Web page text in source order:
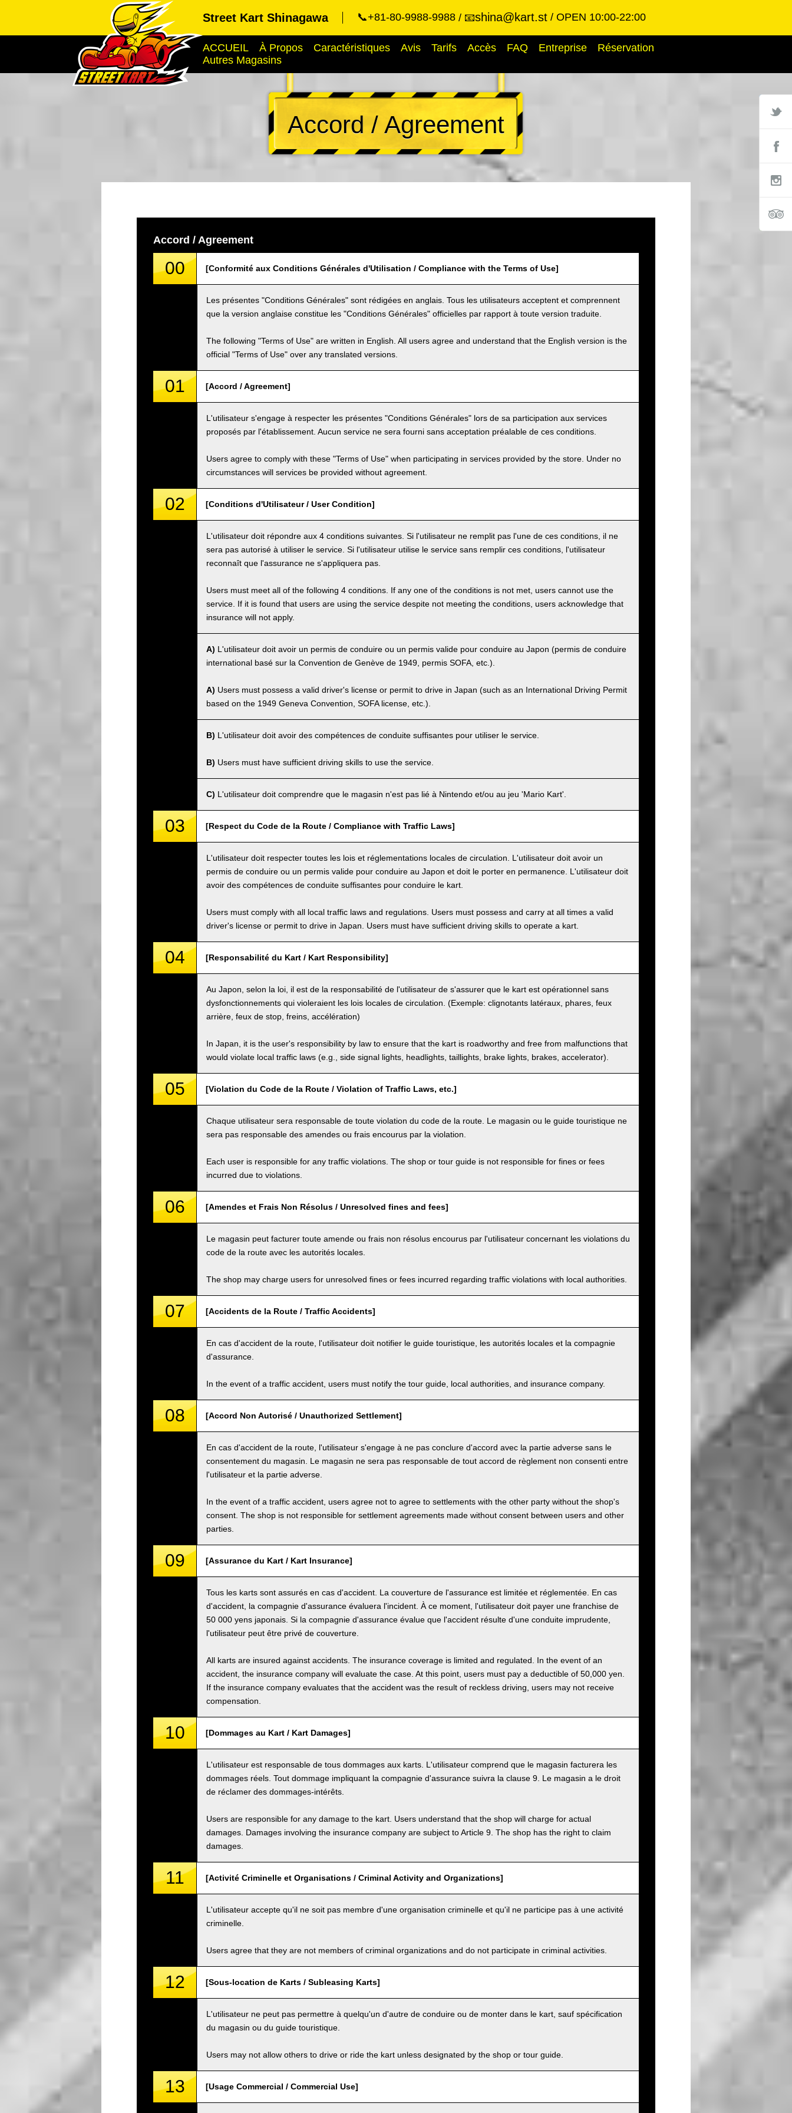
Street Kart Shinagawa 📞+81-80-9988-9988 📧shina@kart.st OPEN 10:00-22:00
ACCUEIL À Propos Caractéristiques Avis Tarifs Accès FAQ Entreprise
Réservation
Autres Magasins
Accord / Agreement
Accord / Agreement
00 [Conformité aux Conditions Générales d'Utilisation / Compliance with the Terms of Use]
Les présentes "Conditions Générales" sont rédigées en anglais. Tous les utilisateurs acceptent et comprennent
que la version anglaise constitue les "Conditions Générales" officielles par rapport à toute version traduite.
The following "Terms of Use" are written in English. All users agree and understand that the English version is the
official "Terms of Use" over any translated versions.
01 [Accord / Agreement]
L'utilisateur s'engage à respecter les présentes "Conditions Générales" lors de sa participation aux services
proposés par l'établissement. Aucun service ne sera fourni sans acceptation préalable de ces conditions.
Users agree to comply with these "Terms of Use" when participating in services provided by the store. Under no
circumstances will services be provided without agreement.
02 [Conditions d'Utilisateur / User Condition]
L'utilisateur doit répondre aux 4 conditions suivantes. Si l'utilisateur ne remplit pas l'une de ces conditions, il ne
sera pas autorisé à utiliser le service. Si l'utilisateur utilise le service sans remplir ces conditions, l'utilisateur
reconnaît que l'assurance ne s'appliquera pas.
Users must meet all of the following 4 conditions. If any one of the conditions is not met, users cannot use the
service. If it is found that users are using the service despite not meeting the conditions, users acknowledge that
insurance will not apply.
A) L'utilisateur doit avoir un permis de conduire ou un permis valide pour conduire au Japon (permis de conduire
international basé sur la Convention de Genève de 1949, permis SOFA, etc.).
A) Users must possess a valid driver's license or permit to drive in Japan (such as an International Driving Permit
based on the 1949 Geneva Convention, SOFA license, etc.).
B) L'utilisateur doit avoir des compétences de conduite suffisantes pour utiliser le service.
B) Users must have sufficient driving skills to use the service.
C) L'utilisateur doit comprendre que le magasin n'est pas lié à Nintendo et/ou au jeu 'Mario Kart'.
03 [Respect du Code de la Route / Compliance with Traffic Laws]
L'utilisateur doit respecter toutes les lois et réglementations locales de circulation. L'utilisateur doit avoir un
permis de conduire ou un permis valide pour conduire au Japon et doit le porter en permanence. L'utilisateur doit
avoir des compétences de conduite suffisantes pour conduire le kart.
Users must comply with all local traffic laws and regulations. Users must possess and carry at all times a valid
driver's license or permit to drive in Japan. Users must have sufficient driving skills to operate a kart.
04 [Responsabilité du Kart / Kart Responsibility]
Au Japon, selon la loi, il est de la responsabilité de l'utilisateur de s'assurer que le kart est opérationnel sans
dysfonctionnements qui violeraient les lois locales de circulation. (Exemple: clignotants latéraux, phares, feux
arrière, feux de stop, freins, accélération)
In Japan, it is the user's responsibility by law to ensure that the kart is roadworthy and free from malfunctions that
would violate local traffic laws (e.g., side signal lights, headlights, taillights, brake lights, brakes, accelerator).
05 [Violation du Code de la Route / Violation of Traffic Laws, etc.]
Chaque utilisateur sera responsable de toute violation du code de la route. Le magasin ou le guide touristique ne
sera pas responsable des amendes ou frais encourus par la violation.
Each user is responsible for any traffic violations. The shop or tour guide is not responsible for fines or fees
incurred due to violations.
06 [Amendes et Frais Non Résolus / Unresolved fines and fees]
Le magasin peut facturer toute amende ou frais non résolus encourus par l'utilisateur concernant les violations du
code de la route avec les autorités locales.
The shop may charge users for unresolved fines or fees incurred regarding traffic violations with local authorities.
07 [Accidents de la Route / Traffic Accidents]
En cas d'accident de la route, l'utilisateur doit notifier le guide touristique, les autorités locales et la compagnie
d'assurance.
In the event of a traffic accident, users must notify the tour guide, local authorities, and insurance company.
08 [Accord Non Autorisé / Unauthorized Settlement]
En cas d'accident de la route, l'utilisateur s'engage à ne pas conclure d'accord avec la partie adverse sans le
consentement du magasin. Le magasin ne sera pas responsable de tout accord de règlement non consenti entre
l'utilisateur et la partie adverse.
In the event of a traffic accident, users agree not to agree to settlements with the other party without the shop's
consent. The shop is not responsible for settlement agreements made without consent between users and other
parties.
09 [Assurance du Kart / Kart Insurance]
Tous les karts sont assurés en cas d'accident. La couverture de l'assurance est limitée et réglementée. En cas
d'accident, la compagnie d'assurance évaluera l'incident. À ce moment, l'utilisateur doit payer une franchise de
50 000 yens japonais. Si la compagnie d'assurance évalue que l'accident résulte d'une conduite imprudente,
l'utilisateur peut être privé de couverture.
All karts are insured against accidents. The insurance coverage is limited and regulated. In the event of an
accident, the insurance company will evaluate the case. At this point, users must pay a deductible of 50,000 yen.
If the insurance company evaluates that the accident was the result of reckless driving, users may not receive
compensation.
10 [Dommages au Kart / Kart Damages]
L'utilisateur est responsable de tous dommages aux karts. L'utilisateur comprend que le magasin facturera les
dommages réels. Tout dommage impliquant la compagnie d'assurance suivra la clause 9. Le magasin a le droit
de réclamer des dommages-intérêts.
Users are responsible for any damage to the kart. Users understand that the shop will charge for actual
damages. Damages involving the insurance company are subject to Article 9. The shop has the right to claim
damages.
11 [Activité Criminelle et Organisations / Criminal Activity and Organizations]
L'utilisateur accepte qu'il ne soit pas membre d'une organisation criminelle et qu'il ne participe pas à une activité
criminelle.
Users agree that they are not members of criminal organizations and do not participate in criminal activities.
12 [Sous-location de Karts / Subleasing Karts]
L'utilisateur ne peut pas permettre à quelqu'un d'autre de conduire ou de monter dans le kart, sauf spécification
du magasin ou du guide touristique.
Users may not allow others to drive or ride the kart unless designated by the shop or tour guide.
13 [Usage Commercial / Commercial Use]